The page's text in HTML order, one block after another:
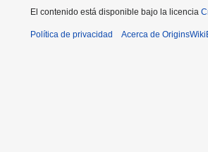
El contenido está disponible bajo la licencia
Política de privacidad Acerca de